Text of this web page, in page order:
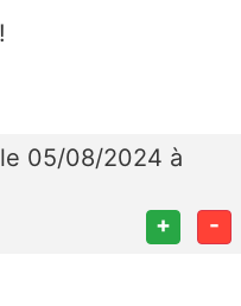
le 05/08/2024 à
+ -